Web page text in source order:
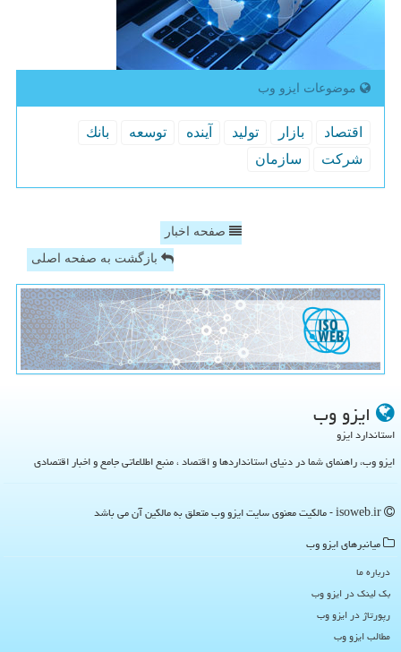
موضوعات ایزو وب
اقتصاد بازار تولید آینده توسعه
بانك
شركت
سازمان
صفحه اخبار
بازگشت به صفحه اصلی
ایزو وب
استاندارد ایزو
ایزو وب، راهنمای شما در دنیای استانداردها و اقتصاد ، منبع اطلاعاتی جامع و اخبار اقتصادی
میانبرهای ایزو وب
درباره ما
بک لینک در ایزو وب
رپورتاژ در ایزو وب
مطالب ایزو وب